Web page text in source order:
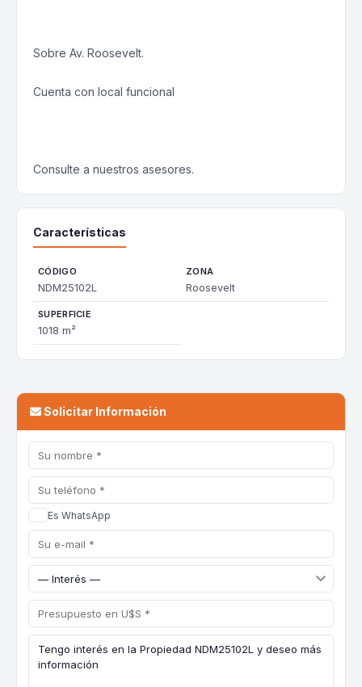
Sobre Av. Roosevelt.
Cuenta con local funcional
Consulte a nuestros asesores.
Características
CÓDIGO
NDM25102L
ZONA
Roosevelt
SUPERFICIE
1018 m²
Solicitar Información
Es WhatsApp